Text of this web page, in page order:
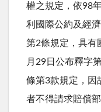
權之規定，依98
利國際公約及經
第2條規定，具有
月29日公布釋字
條第3款規定，因
者不得請求賠償